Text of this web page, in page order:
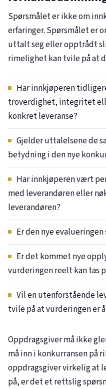
Spørsmålet er ikke om
erfaringer. Spørsmålet er
uttalt seg eller opptrådt
rimelighet kan tvile på at
Har innkjøperen
troverdighet, integritet
konkret leveranse?
Gjelder uttalelsene de
betydning i den nye
Har innkjøperen vært
med leverandøren eller
leverandøren?
Er den nye evalueringen
Er det kommet nye
vurderingen reelt kan tas
Vil en utenforstående
tvile på at vurderingen er
Oppdragsgiver må ikke
må inn i konkurransen på
oppdragsgiver virkelig at
på, er det et rettslig